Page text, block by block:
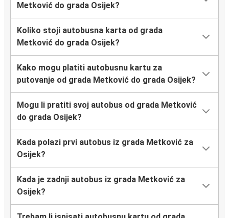
Metković do grada Osijek?
Koliko stoji autobusna karta od grada
Metković do grada Osijek?
Kako mogu platiti autobusnu kartu za
putovanje od grada Metković do grada Osijek?
Mogu li pratiti svoj autobus od grada Metković
do grada Osijek?
Kada polazi prvi autobus iz grada Metković za
Osijek?
Kada je zadnji autobus iz grada Metković za
Osijek?